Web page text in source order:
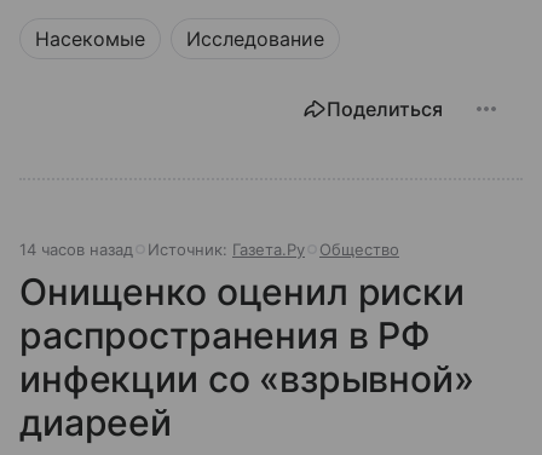
Насекомые Исследование
Поделиться
14 часов назад Источник: Газета.Ру Общество
Онищенко оценил риски
распространения в РФ
инфекции со «взрывной»
диареей